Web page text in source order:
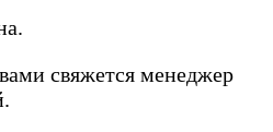
свяжется менеджер